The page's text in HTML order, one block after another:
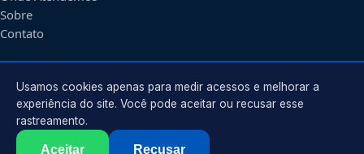
Sobre
Contato
CONTATO
Atendimento em
contato@guinchosemdiadema.com.br
Usamos cookies apenas para medir acessos e melhorar a
experiência do site. Você pode aceitar ou recusar esse
rastreamento.
Aceitar Recusar